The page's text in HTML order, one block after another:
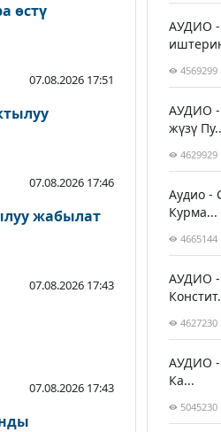
өстү
07.08.2026 17:51
07.08.2026 17:46
жабылат
07.08.2026 17:43
07.08.2026 17:43
АУДИО -
4569299
АУДИО -
жүзү
4629929
Аудио -
Курма...
4665144
АУДИО -
4627230
АУДИО -
Ка...
5045230